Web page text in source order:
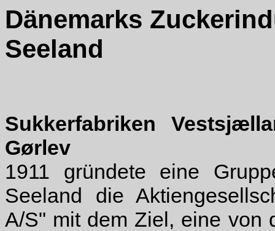
Dänemarks
Seeland
Sukkerfabriken
Gørlev
1911 gründete eine
Seeland die
A/S" mit dem Ziel, eine von